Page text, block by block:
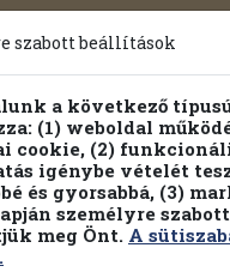
szabott beállítások
a következő
(1) weboldal
cookie, (2)
igénybe vételét
és gyorsabbá, (3)
személyre
meg Önt. A